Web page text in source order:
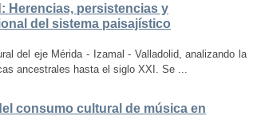
Herencias, persistencias y
del sistema paisajístico
del eje Mérida - Izamal - Valladolid, analizando la
ancestrales hasta el siglo XXI. Se ...
consumo cultural de música en